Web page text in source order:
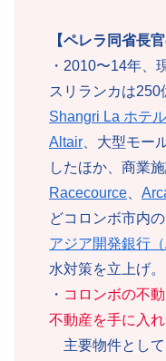
【ペレラ同省長
・2010〜14年、
スリランカは250
Shangri La ホテル
Altair 、大型モー
したほか、商業
Racecource
どコロンボ市内
アジア開発銀行（
水対策を立上げ。
・ コロンボの不
不動産を手に入
主要物件として